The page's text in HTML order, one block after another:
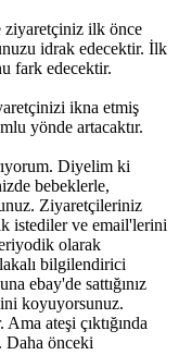
ziyaretçiniz ilk önce
idrak edecektir. İlk
fark edecektir.
ikna etmiş
yönde artacaktır.
Diyelim ki
bebeklerle,
Ziyaretçileriniz
istediler ve email'lerini
olarak
bilgilendirici
ebay'de sattığınız
koyuyorsunuz.
ateşi çıktığında
Daha önceki